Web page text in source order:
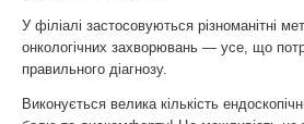
У філіалі застосовуються різноманітні
онкологічних захворювань — усе, що
правильного діагнозу.
Виконується велика кількість